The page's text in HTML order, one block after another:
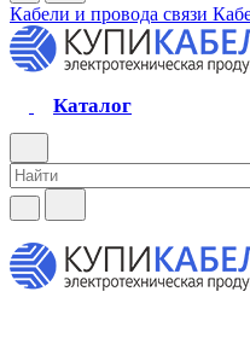
Кабели и провода связи
Каталог